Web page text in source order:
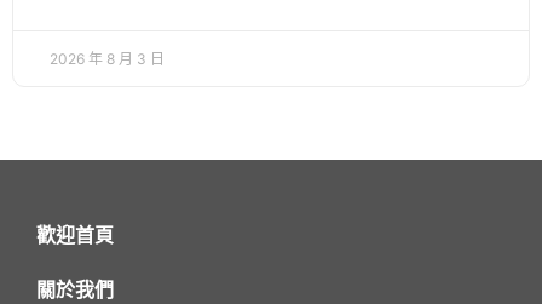
2026 年 8 月 3 日
歡迎首頁
關於我們